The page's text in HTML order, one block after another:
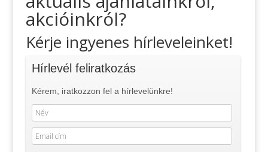
akcióinkról?
Kérje ingyenes hírleveleinket!
Hírlevél feliratkozás
Kérem, iratkozzon fel a hírlevelünkre!